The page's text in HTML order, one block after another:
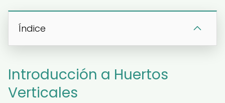
Índice
Introducción a Huertos
Verticales